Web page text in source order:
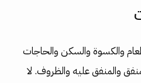
والكسوة والسكن والحاجات
والمنفق عليه والظروف. لا